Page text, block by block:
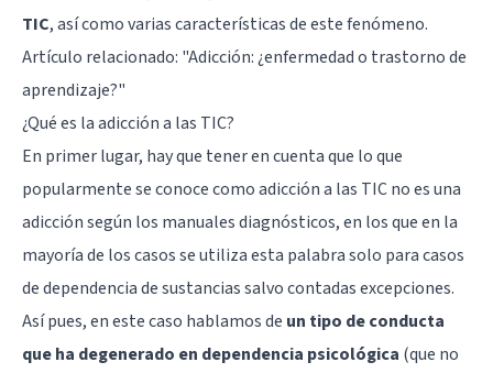
TIC, así como varias características de este fenómeno.
Artículo relacionado: "Adicción: ¿enfermedad o trastorno de
aprendizaje?"
¿Qué es la adicción a las TIC?
En primer lugar, hay que tener en cuenta que lo que
popularmente se conoce como adicción a las TIC no es una
adicción según los manuales diagnósticos, en los que en la
mayoría de los casos se utiliza esta palabra solo para casos
de dependencia de sustancias salvo contadas excepciones.
Así pues, en este caso hablamos de un tipo de conducta
que ha degenerado en dependencia psicológica (que no